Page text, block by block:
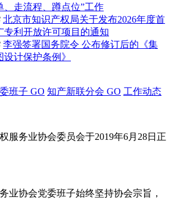
、走流程、蹲点位”工作
北京市知识产权局关于发布2026年度首
专利开放许可项目的通知
李强签署国务院令 公布修订后的《集
设计保护条例》
班子 GO 知产新联分会 GO 工作动态
服务业协会委员会于2019年6月28日正
业协会党委班子始终坚持协会宗旨，